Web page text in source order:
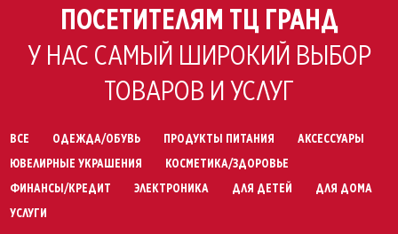
ПОСЕТИТЕЛЯМ ТЦ ГРАНД
У НАС САМЫЙ ШИРОКИЙ ВЫБОР
ТОВАРОВ И УСЛУГ
ВСЕ ОДЕЖДА/ОБУВЬ ПРОДУКТЫ ПИТАНИЯ
АКСЕССУАРЫ
ЮВЕЛИРНЫЕ УКРАШЕНИЯ
КОСМЕТИКА/ЗДОРОВЬЕ
ФИНАНСЫ/КРЕДИТ
ЭЛЕКТРОНИКА ДЛЯ ДЕТЕЙ
ДЛЯ ДОМА
УСЛУГИ